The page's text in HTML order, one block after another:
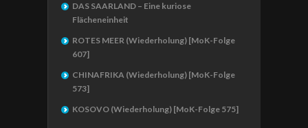
DAS SAARLAND – Eine kuriose
Flächeneinheit
ROTES MEER (Wiederholung) [MoK-Folge
607]
CHINAFRIKA (Wiederholung) [MoK-Folge
573]
KOSOVO (Wiederholung) [MoK-Folge 575]